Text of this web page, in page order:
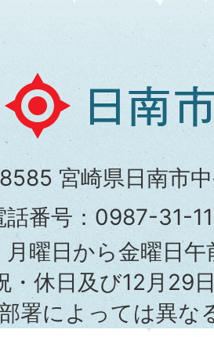
日
南
市
役
所
宮崎県日南市
話番号：0987-31-
月曜日から金曜日
・休日及び12月29
部署によっては異